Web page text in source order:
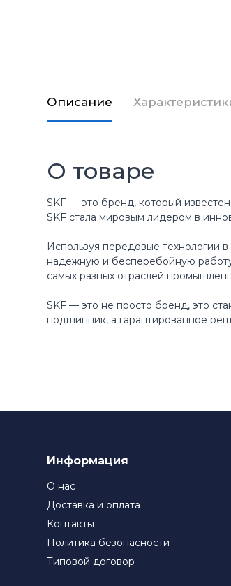
Описание
О товаре
SKF — это бренд, который
SKF стала мировым лидером в
Используя передовые технологии
надежную и бесперебойную
самых разных отраслей
SKF — это не просто бренд, это
подшипник, а гарантированное
Информация
О нас
Доставка и оплата
Контакты
Политика безопасности
Типовой договор